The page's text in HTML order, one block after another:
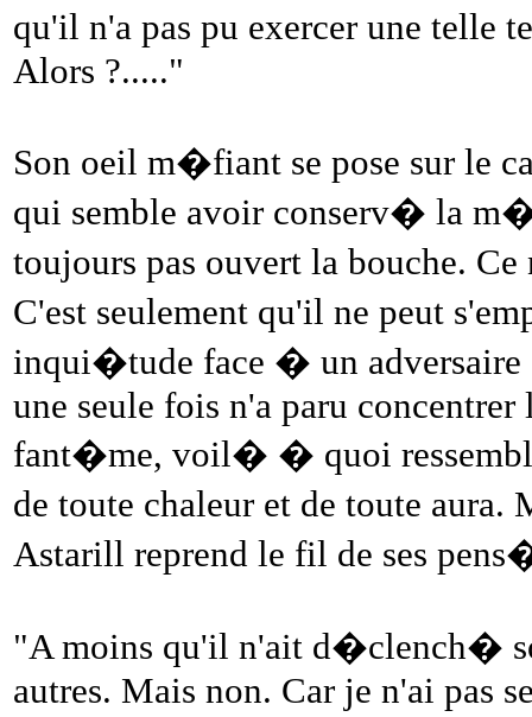
qu'il n'a pas pu exercer une telle
Alors ?....."
Son oeil m�fiant se pose sur le
qui semble avoir conserv� la
toujours pas ouvert la bouche.
C'est seulement qu'il ne peut
inqui�tude face � un adversaire
une seule fois n'a paru
fant�me, voil� � quoi
de toute chaleur et de toute aura.
Astarill reprend le fil de ses
"A moins qu'il n'ait d�clench�
autres. Mais non. Car je n'ai pas